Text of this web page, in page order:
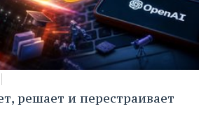
решает и перестраивает